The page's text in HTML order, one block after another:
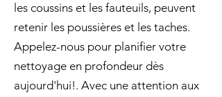
les coussins et les fauteuils, peuvent
retenir les poussières et les taches.
Appelez-nous pour planifier votre
nettoyage en profondeur dès
aujourd'hui!. Avec une attention aux